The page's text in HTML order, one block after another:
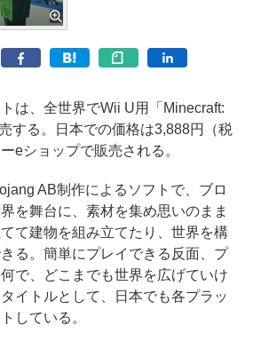
は、全世界でWii U用「Minecraft:
する。日本での価格は3,888円（税
eショップで販売される。
AB制作によるソフトで、ブロ
を舞台に、素材を集め思いのまま
て建物を組み立てたり、世界を構
る。簡単にプレイできる反面、プ
で、どこまでも世界を広げていけ
イトルとして、日本でも各プラッ
している。